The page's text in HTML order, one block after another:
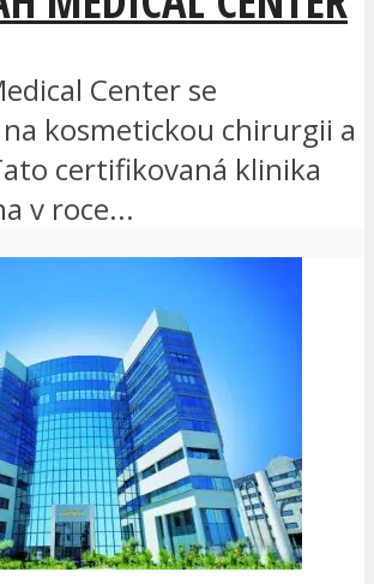
Center se
kosmetickou chirurgii a
certifikovaná klinika
v roce...